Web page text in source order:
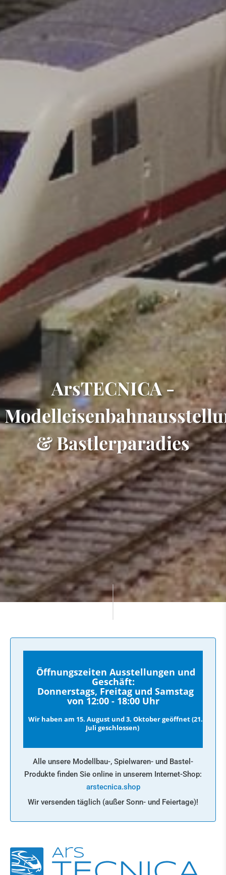
ArsTECNICA -
& Bastlerparadies
Öffnungszeiten Ausstellungen und
Geschäft:
Donnerstags, Freitag und Samstag
von 12:00 - 18:00 Uhr
Wir haben am 15. August und 3. Oktober geöffnet (21.
Juli geschlossen)
Alle unsere Modellbau-, Spielwaren- und Bastel-
Produkte finden Sie online in unserem Internet-Shop:
arstecnica.shop
Wir versenden täglich (außer Sonn- und Feiertage)!